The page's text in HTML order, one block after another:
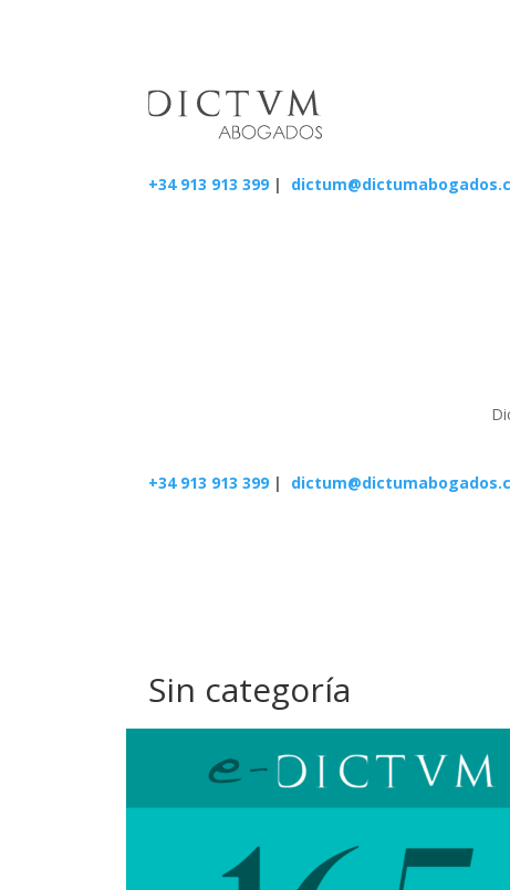
+34 913 913 399 |
+34 913 913 399 |
Sin categoría